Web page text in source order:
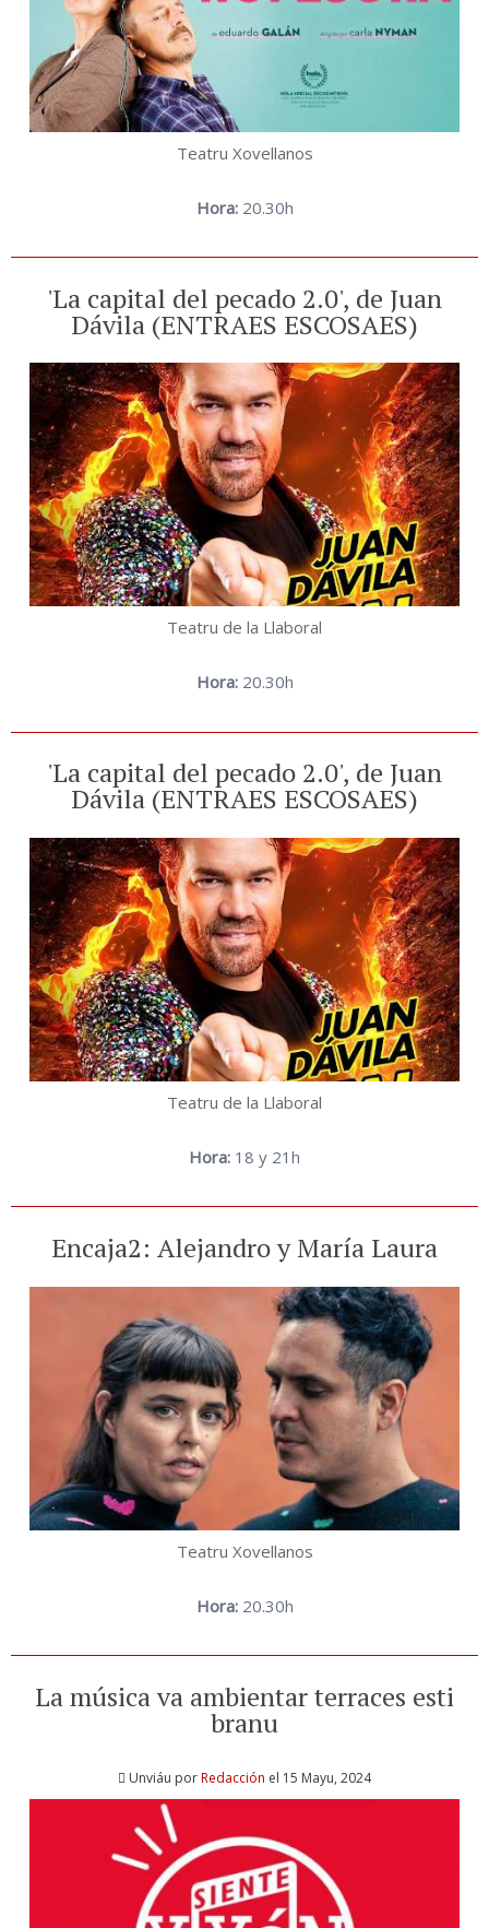
Teatru Xovellanos
Hora:20.30h
'La capital del pecado 2.0', de Juan
Dávila (ENTRAES ESCOSAES)
Teatru de la Llaboral
Hora:20.30h
'La capital del pecado 2.0', de Juan
Dávila (ENTRAES ESCOSAES)
Teatru de la Llaboral
Hora: 18 y 21h
Encaja2: Alejandro y María Laura
Teatru Xovellanos
Hora:20.30h
La música va ambientar terraces esti
branu
Unviáu porRedacción el 15 Mayu, 2024